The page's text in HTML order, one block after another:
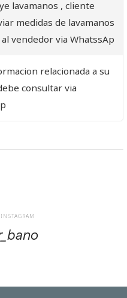
lavamanos , cliente
medidas de lavamanos
al vendedor via WhatssAp
relacionada a su
consultar via